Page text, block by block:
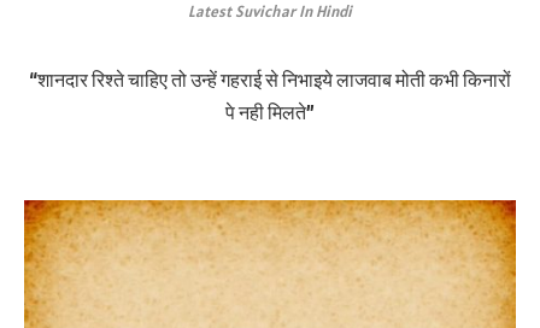
Latest Suvichar In Hindi
“शानदार रिश्ते चाहिए तो उन्हें गहराई से निभाइये लाजवाब मोती कभी किनारों
पे नही मिलते”